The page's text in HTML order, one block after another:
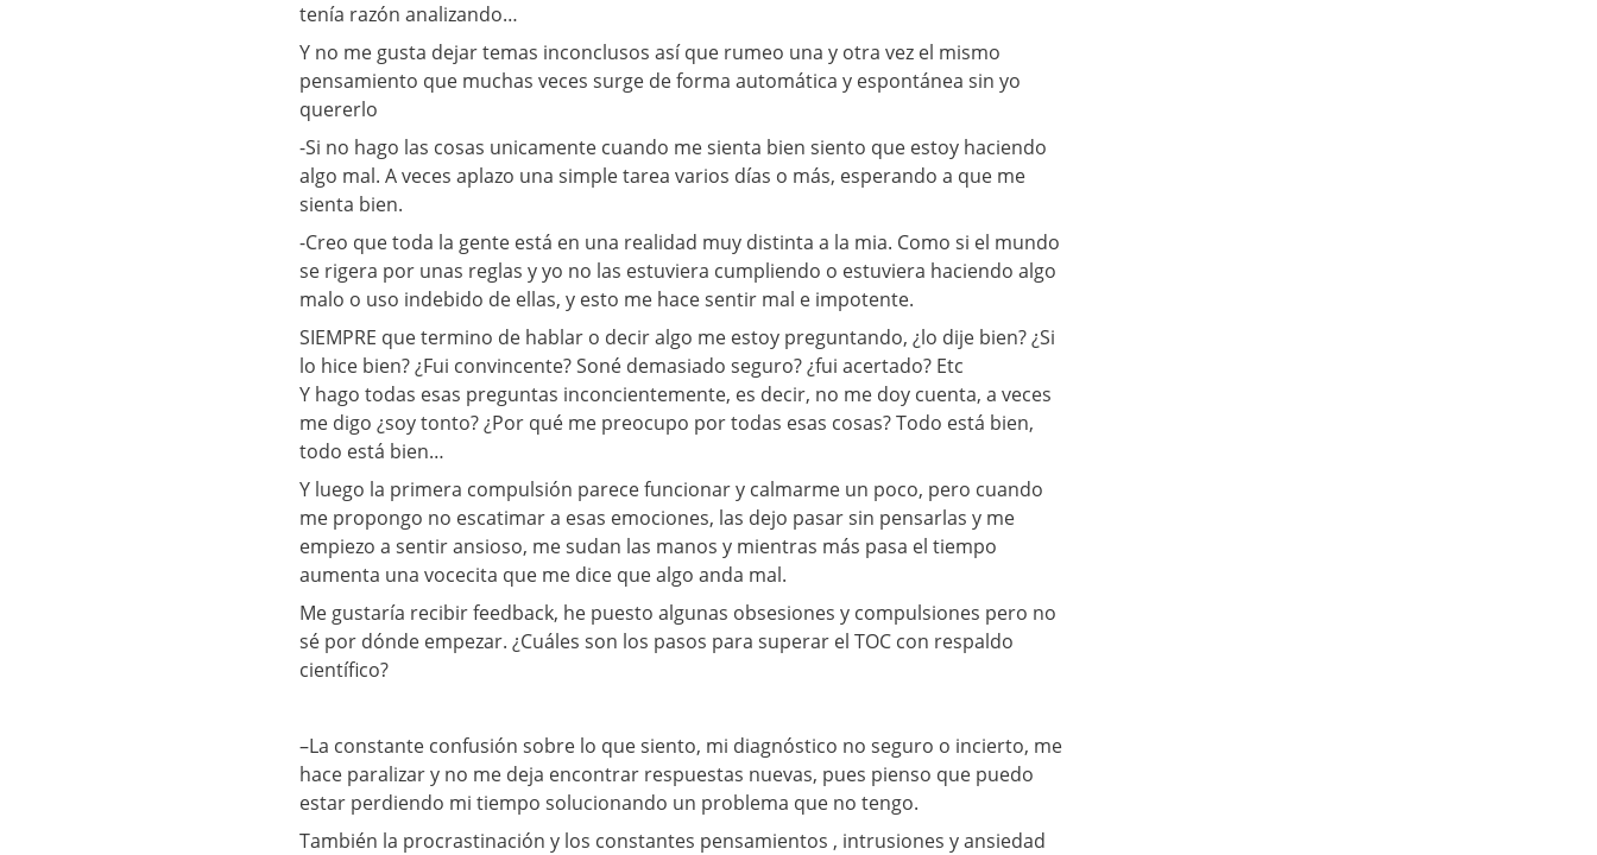
tenía razón analizando…
Y no me gusta dejar temas inconclusos así que rumeo una y otra vez el mismo
pensamiento que muchas veces surge de forma automática y espontánea sin yo
quererlo
-Si no hago las cosas unicamente cuando me sienta bien siento que estoy haciendo
algo mal. A veces aplazo una simple tarea varios días o más, esperando a que me
sienta bien.
-Creo que toda la gente está en una realidad muy distinta a la mia. Como si el mundo
se rigera por unas reglas y yo no las estuviera cumpliendo o estuviera haciendo algo
malo o uso indebido de ellas, y esto me hace sentir mal e impotente.
SIEMPRE que termino de hablar o decir algo me estoy preguntando, ¿lo dije bien? ¿Si
lo hice bien? ¿Fui convincente? Soné demasiado seguro? ¿fui acertado? Etc
Y hago todas esas preguntas inconcientemente, es decir, no me doy cuenta, a veces
me digo ¿soy tonto? ¿Por qué me preocupo por todas esas cosas? Todo está bien,
todo está bien…
Y luego la primera compulsión parece funcionar y calmarme un poco, pero cuando
me propongo no escatimar a esas emociones, las dejo pasar sin pensarlas y me
empiezo a sentir ansioso, me sudan las manos y mientras más pasa el tiempo
aumenta una vocecita que me dice que algo anda mal.
Me gustaría recibir feedback, he puesto algunas obsesiones y compulsiones pero no
sé por dónde empezar. ¿Cuáles son los pasos para superar el TOC con respaldo
científico?
–La constante confusión sobre lo que siento, mi diagnóstico no seguro o incierto, me
hace paralizar y no me deja encontrar respuestas nuevas, pues pienso que puedo
estar perdiendo mi tiempo solucionando un problema que no tengo.
También la procrastinación y los constantes pensamientos , intrusiones y ansiedad